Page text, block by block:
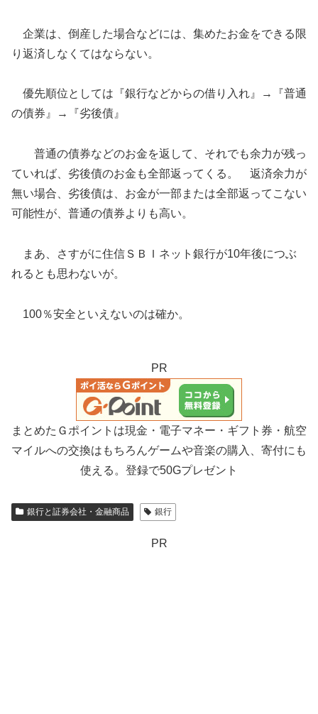
企業は、倒産した場合などには、集めたお金をできる限
り返済しなくてはならない。
優先順位としては『銀行などからの借り入れ』→『普通
の債券』→『劣後債』
普通の債券などのお金を返して、それでも余力が残っ
ていれば、劣後債のお金も全部返ってくる。 返済余力が
無い場合、劣後債は、お金が一部または全部返ってこない
可能性が、普通の債券よりも高い。
まあ、さすがに住信ＳＢＩネット銀行が10年後につぶ
れるとも思わないが。
100％安全といえないのは確か。
PR
まとめたＧポイントは現金・電子マネー・ギフト券・航空
マイルへの交換はもちろんゲームや音楽の購入、寄付にも
使える。登録で50Gプレゼント
銀行と証券会社・金融商品 銀行
PR